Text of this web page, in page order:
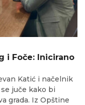
i Foče: Inicirano
Katić i načelnik
juče kako bi
grada. Iz Opštine